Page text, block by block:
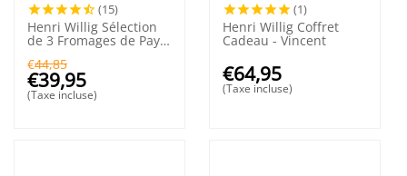
(15)
Henri Willig Sélection
de 3 Fromages de Pays-
€44,85
€39,95
(Taxe incluse)
(1)
Henri Willig Coffret
Cadeau - Vincent
€64,95
(Taxe incluse)